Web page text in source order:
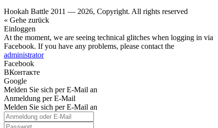
Hookah Battle 2011 — 2026, Copyright. All rights reserved
« Gehe zurück
Einloggen
At the moment, we are seeing technical glitches when logging in via
Facebook. If you have any problems, please contact the
administrator
Facebook
ВКонтакте
Google
Melden Sie sich per E-Mail an
Anmeldung per E-Mail
Melden Sie sich per E-Mail an